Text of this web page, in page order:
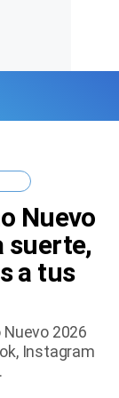
Nuevo
suerte,
a tus
2026
Instagram